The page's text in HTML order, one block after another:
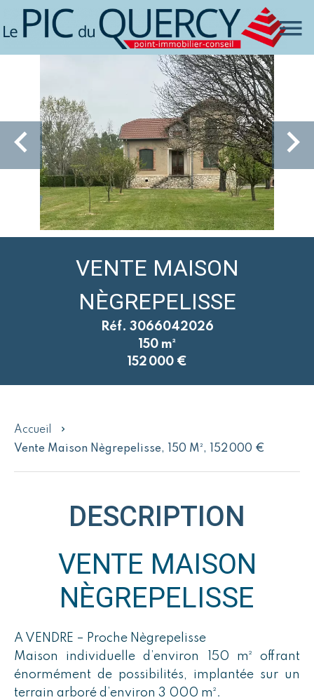
VENTE MAISON
NÈGREPELISSE
Réf. 3066042026
150 m²
152 000 €
Accueil
Vente Maison Nègrepelisse, 150 M², 152 000 €
DESCRIPTION
VENTE MAISON
NÈGREPELISSE
A VENDRE – Proche Nègrepelisse
Maison individuelle d’environ 150 m² offrant
énormément de possibilités, implantée sur un
terrain arboré d’environ 3 000 m².